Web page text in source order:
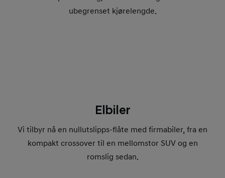
ubegrenset kjørelengde.
Elbiler
Vi tilbyr nå en nullutslipps-flåte med firmabiler, fra en
kompakt crossover til en mellomstor SUV og en
romslig sedan.